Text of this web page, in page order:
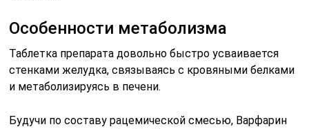
Особенности метаболизма
Таблетка препарата довольно быстро усваивается
стенками желудка, связываясь с кровяными белками
и метаболизируясь в печени.
Будучи по составу рацемической смесью, Варфарин